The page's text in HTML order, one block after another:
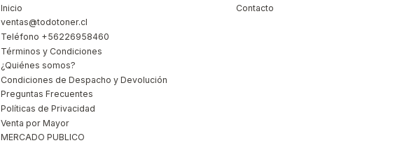
Inicio
ventas@todotoner.cl
Teléfono +56226958460
Términos y Condiciones
¿Quiénes somos?
Condiciones de Despacho y Devolución
Preguntas Frecuentes
Políticas de Privacidad
Venta por Mayor
MERCADO PUBLICO
Contacto